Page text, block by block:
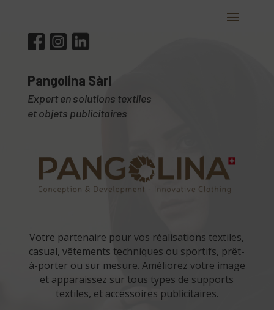
Pangolina Sàrl
Expert en solutions textiles
et objets publicitaires
Votre partenaire pour vos réalisations textiles,
casual, vêtements techniques ou sportifs, prêt-
à-porter ou sur mesure. Améliorez votre image
et apparaissez sur tous types de supports
textiles, et accessoires publicitaires.